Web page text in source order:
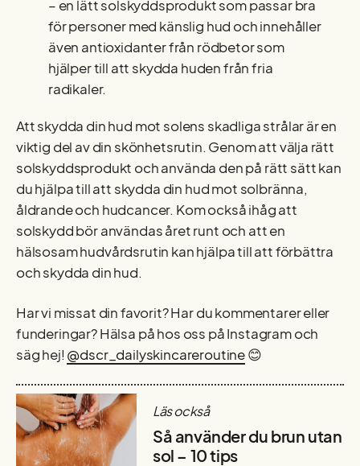
– en lätt solskyddsprodukt som passar bra
för personer med känslig hud och innehåller
även antioxidanter från rödbetor som
hjälper till att skydda huden från fria
radikaler.
Att skydda din hud mot solens skadliga strålar är en
viktig del av din skönhetsrutin. Genom att välja rätt
solskyddsprodukt och använda den på rätt sätt kan
du hjälpa till att skydda din hud mot solbränna,
åldrande och hudcancer. Kom också ihåg att
solskydd bör användas året runt och att en
hälsosam hudvårdsrutin kan hjälpa till att förbättra
och skydda din hud.
Har vi missat din favorit? Har du kommentarer eller
funderingar? Hälsa på hos oss på Instagram och
säg hej! @dscr_dailyskincareroutine😊
Läs också
Så använder du brun utan
sol – 10 tips